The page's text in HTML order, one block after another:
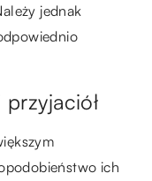
jednak
ich